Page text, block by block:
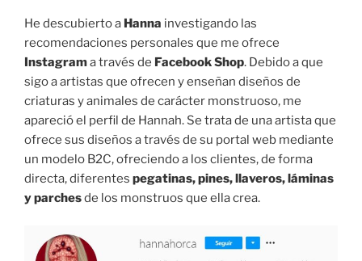
He descubierto a Hanna investigando las
recomendaciones personales que me ofrece
Instagrama través de Facebook Shop. Debido a que
sigo a artistas que ofrecen y enseñan diseños de
criaturas y animales de carácter monstruoso, me
apareció el perfil de Hannah. Se trata de una artista que
ofrece sus diseños a través de su portal web mediante
un modelo B2C, ofreciendo a los clientes, de forma
directa, diferentes pegatinas, pines, llaveros, láminas
y parchesde los monstruos que ella crea.